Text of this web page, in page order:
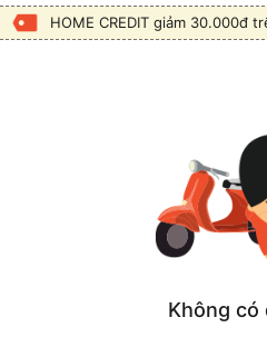
HOME CREDIT giảm 30.000đ
Không có